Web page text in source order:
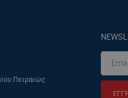
Πειραιώς